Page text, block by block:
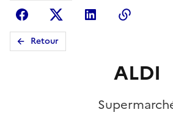
FacebookX (anciennement
Linkedin
Retour
ALDI